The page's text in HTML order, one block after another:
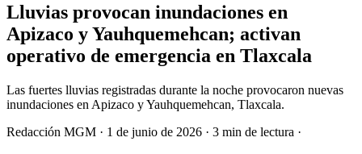
Lluvias provocan inundaciones en
Apizaco y Yauhquemehcan; activan
operativo de emergencia en Tlaxcala
Las fuertes lluvias registradas durante la noche provocaron nuevas
inundaciones en Apizaco y Yauhquemehcan, Tlaxcala.
Redacción MGM · 1 de junio de 2026 · 3 min de lectura ·